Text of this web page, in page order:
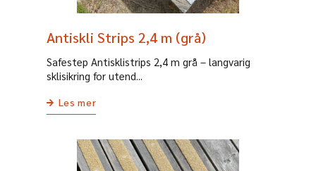
Antiskli Strips 2,4 m (grå)
Safestep Antisklistrips 2,4 m grå – langvarig
sklisikring for utend...
Les mer